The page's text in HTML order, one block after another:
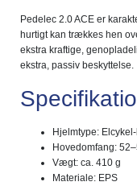
Pedelec 2.0 ACE er
hurtigt kan trækkes hen
ekstra kraftige,
ekstra, passiv beskyttelse.
Hjelmtype:
Hovedomfang:
Vægt: ca. 410 g
Materiale: EPS